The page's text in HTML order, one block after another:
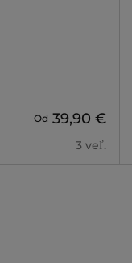
Od 39,90 €
3 veľ.